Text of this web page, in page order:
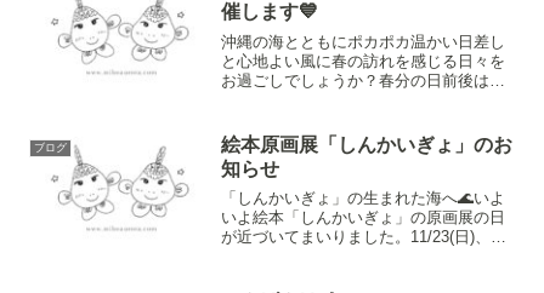
催します💙
沖縄の海とともにポカポカ温かい日差し
と心地よい風に春の訪れを感じる日々を
お過ごしでしょうか？春分の日前後は本
を心を休める時間が長かったような気が
しますみなさんはどうでし...
ブログ
絵本原画展「しんかいぎょ」のお
知らせ
「しんかいぎょ」の生まれた海へ🌊いよ
いよ絵本「しんかいぎょ」の原画展の日
が近づいてまいりました。11/23(日)、